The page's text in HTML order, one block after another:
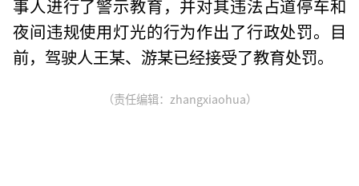
事人进行了警示教育，并对其违法占道停车和
夜间违规使用灯光的行为作出了行政处罚。目
前，驾驶人王某、游某已经接受了教育处罚。
（责任编辑：zhangxiaohua）